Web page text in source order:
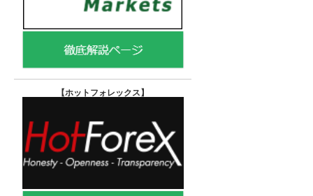
【ホットフォレックス 】